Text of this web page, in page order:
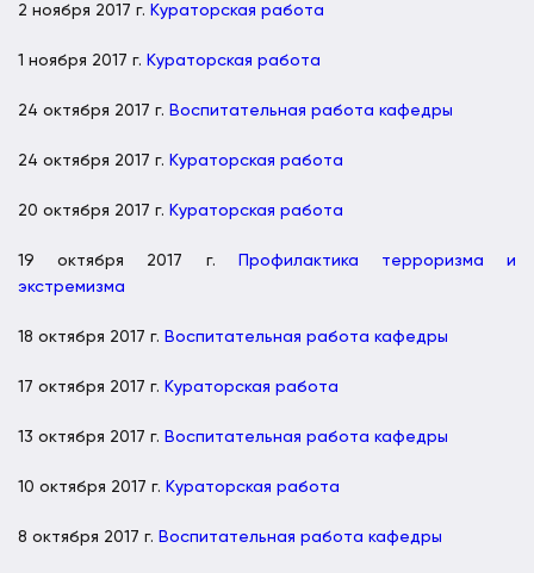
2 ноября 2017 г. Кураторская работа
1 ноября 2017 г. Кураторская работа
24 октября 2017 г. Воспитательная работа кафедры
24 октября 2017 г. Кураторская работа
20 октября 2017 г. Кураторская работа
19 октября 2017 г.
Профилактика терроризма и
экстремизма
18 октября 2017 г. Воспитательная работа кафедры
17 октября 2017 г. Кураторская работа
13 октября 2017 г. Воспитательная работа кафедры
10 октября 2017 г. Кураторская работа
8 октября 2017 г. Воспитательная работа кафедры